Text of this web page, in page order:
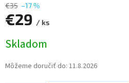
€35 –17 %
€29 / ks
cena:
Skladom
Môžeme doručiť do: 11.8.2026